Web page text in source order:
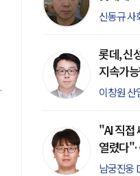
폭염경보
신동규 사
롯데, 신
지속가
이창원 산
"AI 직접
열렸다
제노시스
남궁진웅